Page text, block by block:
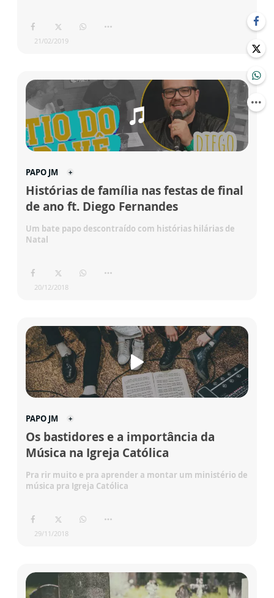
21/02/2019
PAPO JM
Histórias de família nas festas de final
de ano ft. Diego Fernandes
Um bate papo descontraído com histórias hilárias de
Natal
20/12/2018
PAPO JM
Os bastidores e a importância da
Música na Igreja Católica
Pra rir muito e pra aprender a montar um ministério de
música pra Igreja Católica
29/11/2018